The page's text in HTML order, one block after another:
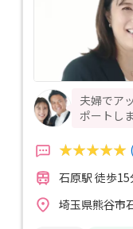
夫婦でア
ポートし
石原駅 徒歩15
埼玉県熊谷市